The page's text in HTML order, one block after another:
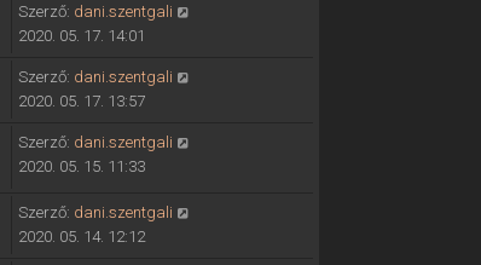
Szerző: dani.szentgali
2020. 05. 17. 14:01
Szerző: dani.szentgali
2020. 05. 17. 13:57
Szerző: dani.szentgali
2020. 05. 15. 11:33
Szerző: dani.szentgali
2020. 05. 14. 12:12